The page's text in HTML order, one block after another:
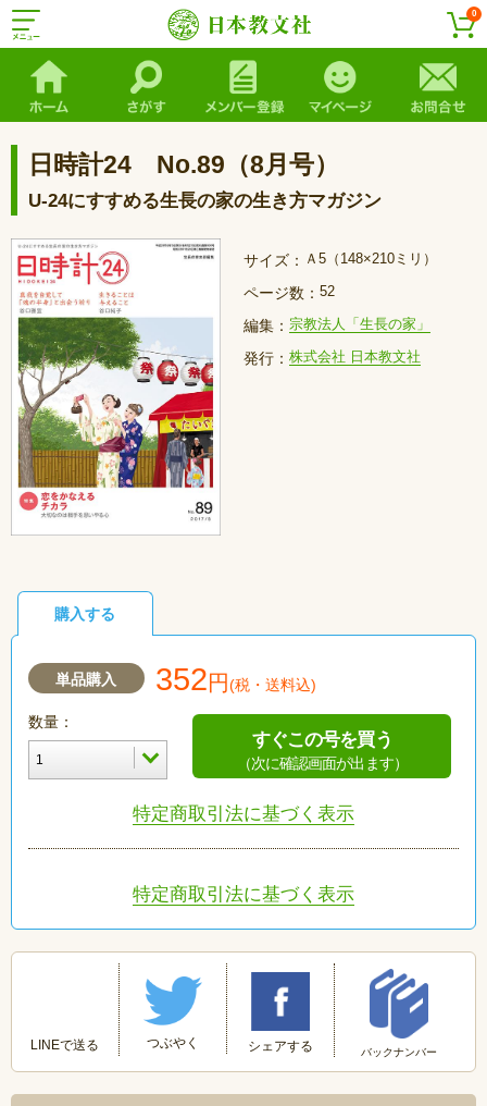
0
日時計24 No.89（8月号）
U-24にすすめる生長の家の生き方マガジン
サイズ： Ａ5（148×210ミリ）
ページ数： 52
編集： 宗教法人「生長の家」
発行： 株式会社 日本教文社
購入する
単品購入 352円(税・送料込)
数量：
すぐこの号を買う
（次に確認画面が出ます）
特定商取引法に基づく表示
特定商取引法に基づく表示
LINEで送る つぶやく シェアする バックナンバー